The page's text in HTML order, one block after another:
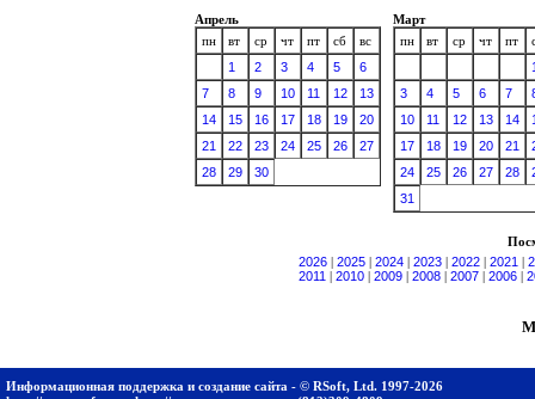
Апрель
пн
вт ср чт пт сб
вс
1
2 3 4 5
6
7
8 9 10 11 12
13
14
15 16 17 18 19
20
21
22 23 24 25 26
27
28
29 30
Март
пн
вт ср чт пт
3
4 5 6 7
10
11 12 13 14
17
18 19 20 21
24
25 26 27 28
31
2026
2025 2024 2023 2022 2021
2011
2010 2009 2008 2007 2006
Информационная поддержка и создание сайта - © RSoft, Ltd. 1997-2026